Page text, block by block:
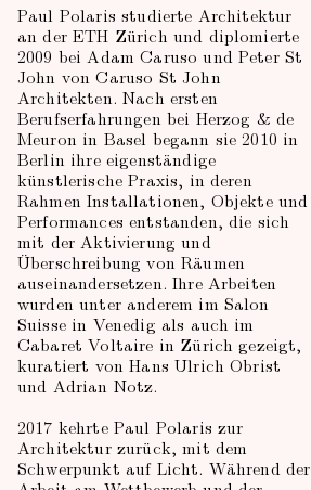
Paul Polaris studierte Architektur
an der ETH Zürich und diplomierte
2009 bei Adam Caruso und Peter St
John von Caruso St John
Architekten. Nach ersten
Berufserfahrungen bei Herzog & de
Meuron in Basel begann sie 2010 in
Berlin ihre eigenständige
künstlerische Praxis, in deren
Rahmen Installationen, Objekte und
Performances entstanden, die sich
mit der Aktivierung und
Überschreibung von Räumen
auseinandersetzen. Ihre Arbeiten
wurden unter anderem im Salon
Suisse in Venedig als auch im
Cabaret Voltaire in Zürich gezeigt,
kuratiert von Hans Ulrich Obrist
und Adrian Notz.
2017 kehrte Paul Polaris zur
Architektur zurück, mit dem
Schwerpunkt auf Licht. Während der